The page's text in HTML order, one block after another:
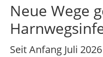
Neue Wege
Seit Anfang Juli